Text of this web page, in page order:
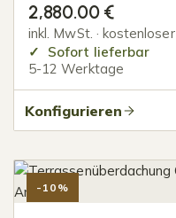
2,880.00 €
inkl. MwSt. ·
Sofort lieferbar
5-12 Werktage
Konfigurieren
-10%